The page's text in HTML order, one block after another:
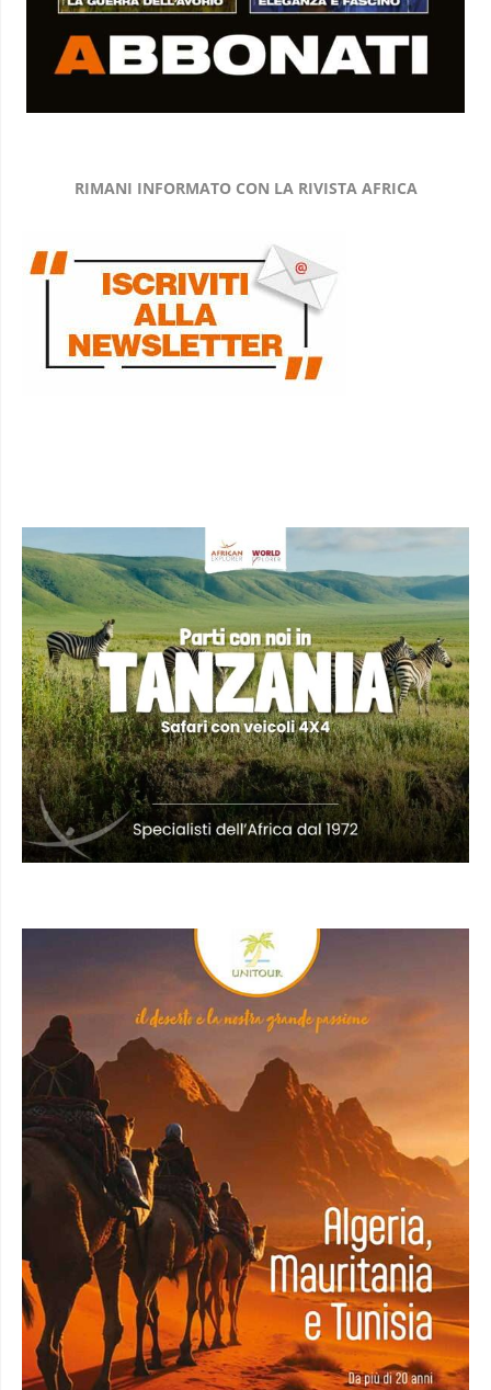
RIMANI INFORMATO CON LA RIVISTA AFRICA